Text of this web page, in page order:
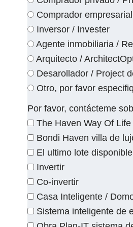
Comprador
Inversor / Invester
Agente inmobiliaria /
Arquitecto /
Desarollador / Project
Otro, por favor
Por favor, contácteme
The Haven Way Of Life
Bondi Haven villa de
El ultimo lote disponible
Invertir
Co-invertir
Casa Inteligente /
Sistema inteligente de